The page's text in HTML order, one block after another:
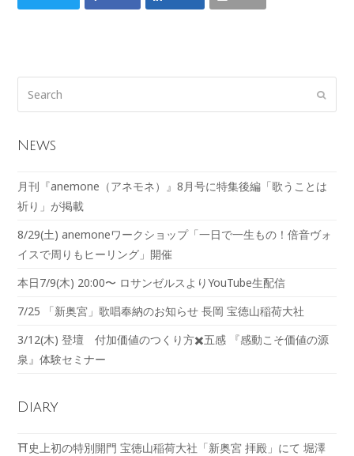
News
月刊『anemone（アネモネ）』8月号に特集後編「歌うことは
祈り」が掲載
8/29(土) anemoneワークショップ「一日で一生もの！倍音ヴォ
イスで周りもヒーリング」開催
本日7/9(木) 20:00〜 ロサンゼルスよりYouTube生配信
7/25 「新奥宮」歌唱奉納のお知らせ 長岡 宝徳山稲荷大社
3/12(木) 登壇 付加価値のつくり方✖️五感 『感動こそ価値の源
泉』体験セミナー
Diary
⛩️史上初の特別開門 宝徳山稲荷大社「新奥宮 拝殿」にて 堀澤